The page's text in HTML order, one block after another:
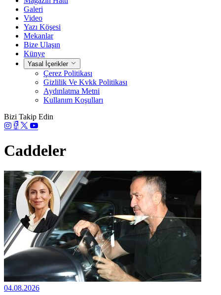
Galeri
Video
Yazı Köşesi
Mekanlar
Bize Ulaşın
Künye
Yasal İçerikler
Çerez Politikası
Gizlilik Ve Kvkk Politikası
Aydınlatma Metni
Kullanım Koşulları
Bizi Takip Edin
Caddeler
04.08.2026